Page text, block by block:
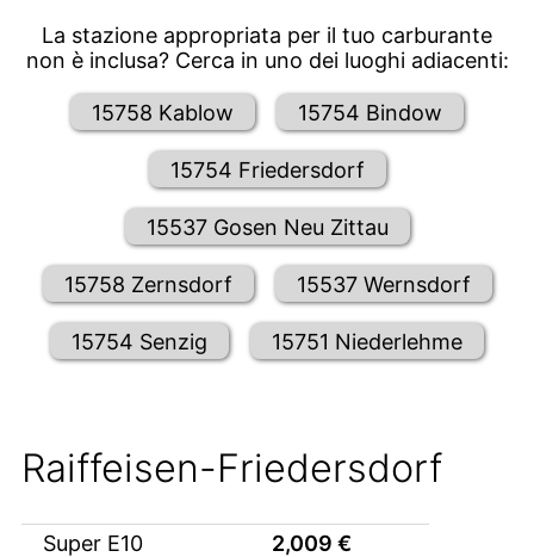
La stazione appropriata per il tuo carburante
non è inclusa? Cerca in uno dei luoghi adiacenti:
15758 Kablow 15754 Bindow
15754 Friedersdorf
15537 Gosen Neu Zittau
15758 Zernsdorf 15537 Wernsdorf
15754 Senzig 15751 Niederlehme
Raiffeisen-Friedersdorf
Super E10 2,009 €